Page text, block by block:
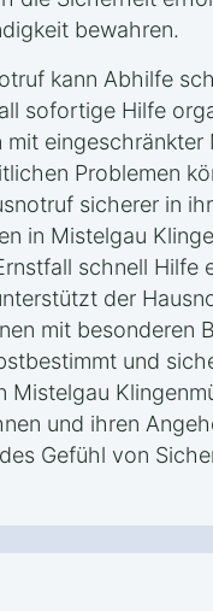
bewahren.
kann Abhilfe
sofortige Hilfe
mit
Problemen
sicherer in
in Mistelgau
schnell Hilfe
der
mit besonderen
und
Mistelgau
und ihren
Gefühl von